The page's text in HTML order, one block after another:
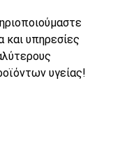
και υπηρεσίες
υγείας!